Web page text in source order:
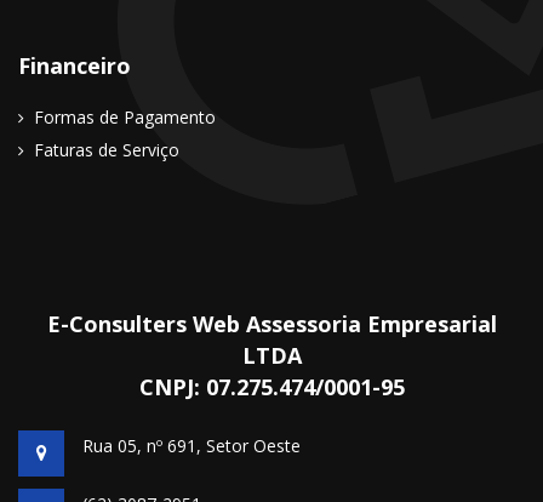
Financeiro
Formas de Pagamento
Faturas de Serviço
E-Consulters Web Assessoria Empresarial
LTDA
CNPJ: 07.275.474/0001-95
Rua 05, nº 691, Setor Oeste